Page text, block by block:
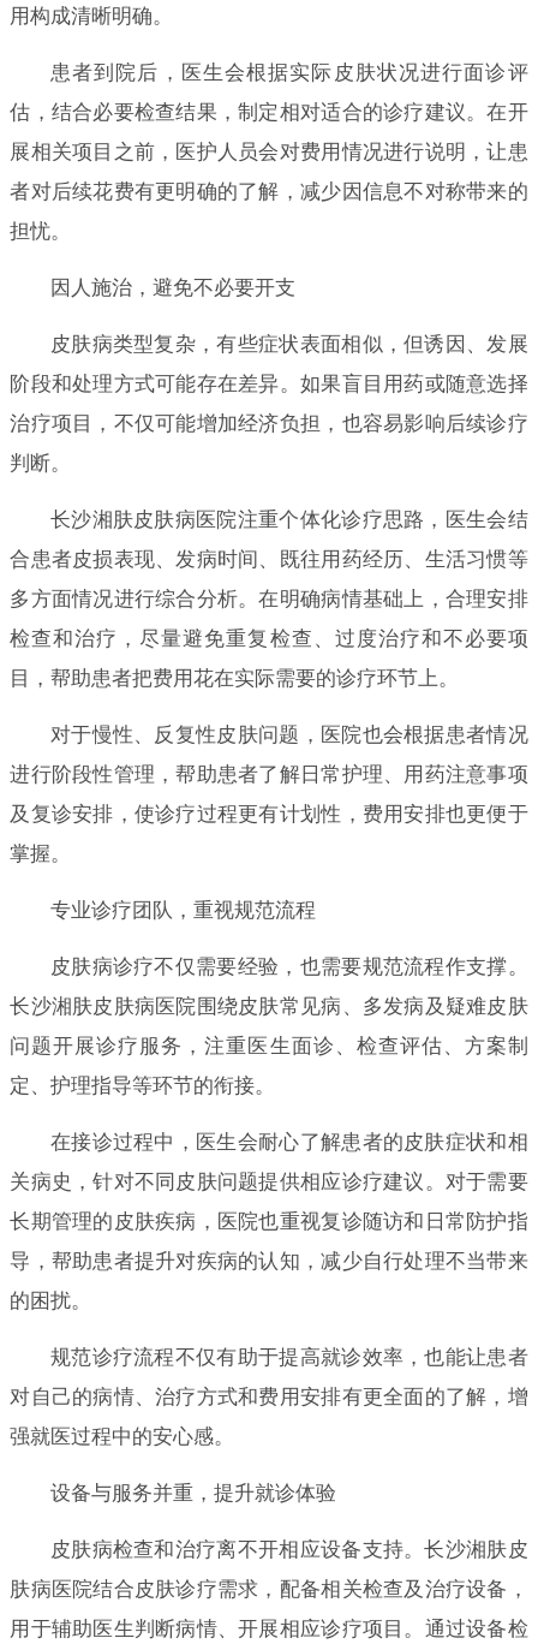
用构成清晰明确。
患者到院后，医生会根据实际皮肤状况进行面诊评
估，结合必要检查结果，制定相对适合的诊疗建议。在开
展相关项目之前，医护人员会对费用情况进行说明，让患
者对后续花费有更明确的了解，减少因信息不对称带来的
担忧。
因人施治，避免不必要开支
皮肤病类型复杂，有些症状表面相似，但诱因、发展
阶段和处理方式可能存在差异。如果盲目用药或随意选择
治疗项目，不仅可能增加经济负担，也容易影响后续诊疗
判断。
长沙湘肤皮肤病医院注重个体化诊疗思路，医生会结
合患者皮损表现、发病时间、既往用药经历、生活习惯等
多方面情况进行综合分析。在明确病情基础上，合理安排
检查和治疗，尽量避免重复检查、过度治疗和不必要项
目，帮助患者把费用花在实际需要的诊疗环节上。
对于慢性、反复性皮肤问题，医院也会根据患者情况
进行阶段性管理，帮助患者了解日常护理、用药注意事项
及复诊安排，使诊疗过程更有计划性，费用安排也更便于
掌握。
专业诊疗团队，重视规范流程
皮肤病诊疗不仅需要经验，也需要规范流程作支撑。
长沙湘肤皮肤病医院围绕皮肤常见病、多发病及疑难皮肤
问题开展诊疗服务，注重医生面诊、检查评估、方案制
定、护理指导等环节的衔接。
在接诊过程中，医生会耐心了解患者的皮肤症状和相
关病史，针对不同皮肤问题提供相应诊疗建议。对于需要
长期管理的皮肤疾病，医院也重视复诊随访和日常防护指
导，帮助患者提升对疾病的认知，减少自行处理不当带来
的困扰。
规范诊疗流程不仅有助于提高就诊效率，也能让患者
对自己的病情、治疗方式和费用安排有更全面的了解，增
强就医过程中的安心感。
设备与服务并重，提升就诊体验
皮肤病检查和治疗离不开相应设备支持。长沙湘肤皮
肤病医院结合皮肤诊疗需求，配备相关检查及治疗设备，
用于辅助医生判断病情、开展相应诊疗项目。通过设备检